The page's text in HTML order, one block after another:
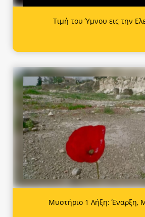
Τιμή του Ύμνου εις την
Μυστήριο 1 Λήξη: Έναρξη,